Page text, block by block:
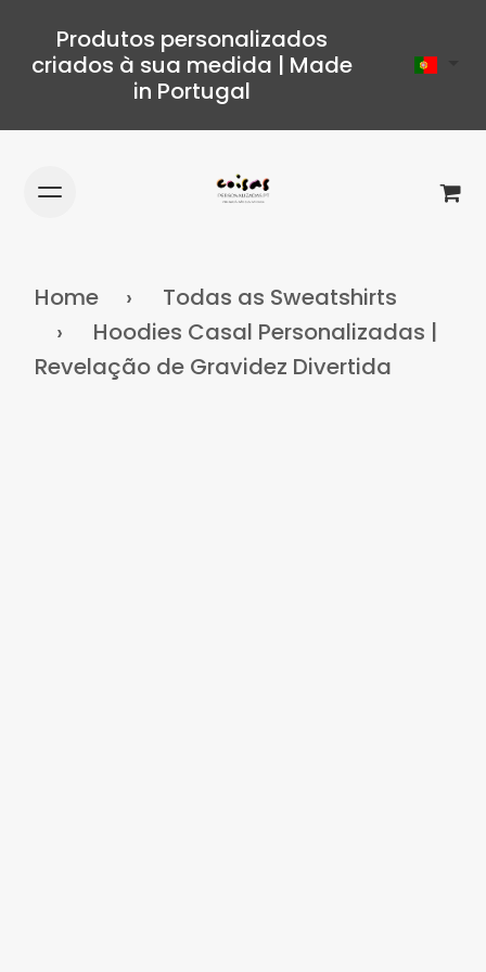
Produtos personalizados
criados à sua medida | Made
in Portugal
Home
Todas as Sweatshirts
Hoodies Casal Personalizadas |
Revelação de Gravidez Divertida